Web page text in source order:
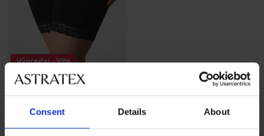
Consent Details About
Výpredaj -30%
Cartime Lace